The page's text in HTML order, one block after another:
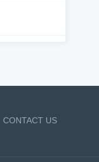
CONTACT US